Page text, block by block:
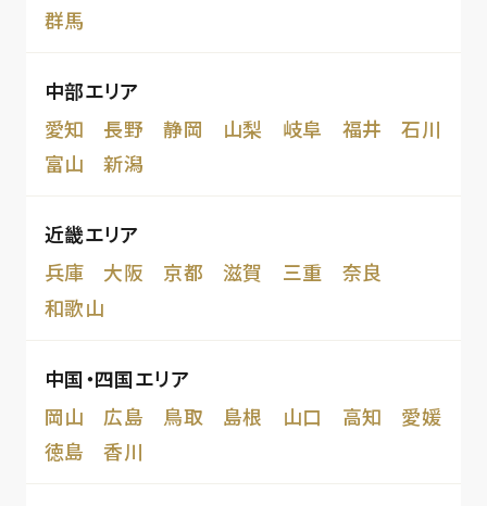
群馬
中部エリア
愛知
長野 静岡 山梨 岐阜 福井
石川
富山
新潟
近畿エリア
兵庫
大阪 京都 滋賀 三重
奈良
和歌山
中国・四国エリア
岡山
広島 鳥取 島根 山口 高知
愛媛
徳島
香川